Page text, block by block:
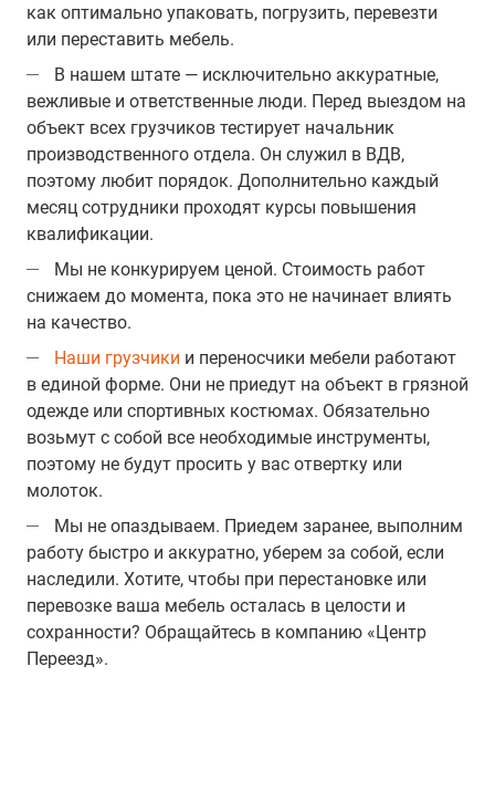
как оптимально упаковать, погрузить, перевезти
или переставить мебель.
В нашем штате — исключительно аккуратные,
вежливые и ответственные люди. Перед выездом на
объект всех грузчиков тестирует начальник
производственного отдела. Он служил в ВДВ,
поэтому любит порядок. Дополнительно каждый
месяц сотрудники проходят курсы повышения
квалификации.
Мы не конкурируем ценой. Стоимость работ
снижаем до момента, пока это не начинает влиять
на качество.
Наши грузчики и переносчики мебели работают
в единой форме. Они не приедут на объект в грязной
одежде или спортивных костюмах. Обязательно
возьмут с собой все необходимые инструменты,
поэтому не будут просить у вас отвертку или
молоток.
Мы не опаздываем. Приедем заранее, выполним
работу быстро и аккуратно, уберем за собой, если
наследили. Хотите, чтобы при перестановке или
перевозке ваша мебель осталась в целости и
сохранности? Обращайтесь в компанию «Центр
Переезд».